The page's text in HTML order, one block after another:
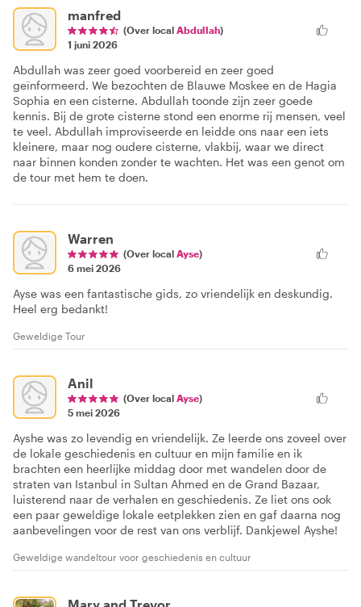
manfred
(Over local Abdullah)
1 juni 2026
Abdullah was zeer goed voorbereid en zeer goed
geïnformeerd. We bezochten de Blauwe Moskee en de Hagia
Sophia en een cisterne. Abdullah toonde zijn zeer goede
kennis. Bij de grote cisterne stond een enorme rij mensen, veel
te veel. Abdullah improviseerde en leidde ons naar een iets
kleinere, maar nog oudere cisterne, vlakbij, waar we direct
naar binnen konden zonder te wachten. Het was een genot om
de tour met hem te doen.
Warren
(Over local Ayse)
6 mei 2026
Ayse was een fantastische gids, zo vriendelijk en deskundig.
Heel erg bedankt!
Geweldige Tour
Anil
(Over local Ayse)
5 mei 2026
Ayshe was zo levendig en vriendelijk. Ze leerde ons zoveel over
de lokale geschiedenis en cultuur en mijn familie en ik
brachten een heerlijke middag door met wandelen door de
straten van Istanbul in Sultan Ahmed en de Grand Bazaar,
luisterend naar de verhalen en geschiedenis. Ze liet ons ook
een paar geweldige lokale eetplekken zien en gaf daarna nog
aanbevelingen voor de rest van ons verblijf. Dankjewel Ayshe!
Geweldige wandeltour voor geschiedenis en cultuur